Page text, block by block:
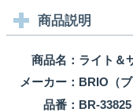
商品説明
商品名： ライト＆
メーカー： BRIO（ブ
品番： BR-33825